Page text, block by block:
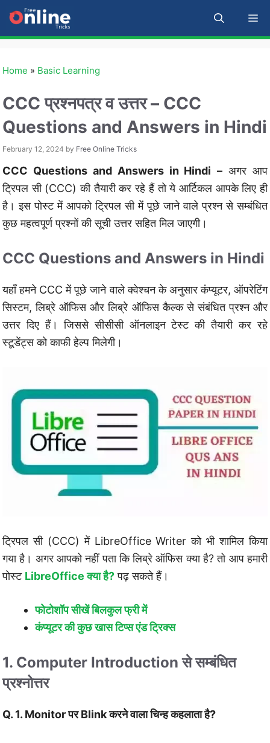
Skip
content
Home » Basic Learning
CCC प्रश्नपत्र व उत्तर – CCC
Questions and Answers in Hindi
February 12, 2024 by Free Online Tricks
CCC Questions and Answers in Hindi – अगर आप
ट्रिपल सी (CCC) की तैयारी कर रहे हैं तो ये आर्टिकल आपके लिए ही
है। इस पोस्ट में आपको ट्रिपल सी में पूछे जाने वाले प्रश्न से सम्बंधित
कुछ महत्वपूर्ण प्रश्नों की सूची उत्तर सहित मिल जाएगी।
CCC Questions and Answers in Hindi
यहाँ हमने CCC में पूछे जाने वाले क्वेश्चन के अनुसार कंप्यूटर, ऑपरेटिंग
सिस्टम, लिब्रे ऑफिस और लिब्रे ऑफिस कैल्क से संबंधित प्रश्न और
उत्तर दिए हैं। जिससे सीसीसी ऑनलाइन टेस्ट की तैयारी कर रहे
स्टूडेंट्स को काफी हेल्प मिलेगी।
ट्रिपल सी (CCC) में LibreOffice Writer को भी शामिल किया
गया है। अगर आपको नहीं पता कि लिब्रे ऑफिस क्या है? तो आप हमारी
पोस्ट LibreOffice क्या है?पढ़ सकते हैं।
फोटोशॉप सीखें बिलकुल फ्री में
कंप्यूटर की कुछ खास टिप्स एंड ट्रिक्स
1. Computer Introduction से सम्बंधित
प्रश्नोत्तर
Q. 1. Monitor पर Blink करने वाला चिन्ह कहलाता है?